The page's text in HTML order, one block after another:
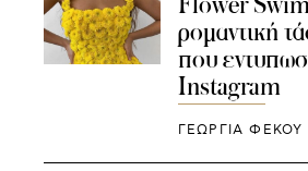
ρομαντική
που
Instagram
ΓΕΩΡΓΙΑ ΦΕΚΟΥ